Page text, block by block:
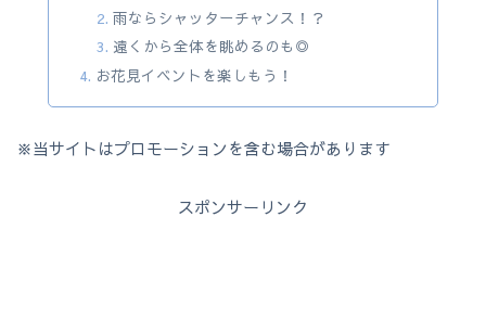
雨ならシャッターチャンス！？
遠くから全体を眺めるのも◎
お花見イベントを楽しもう！
※当サイトはプロモーションを含む場合があります
スポンサーリンク